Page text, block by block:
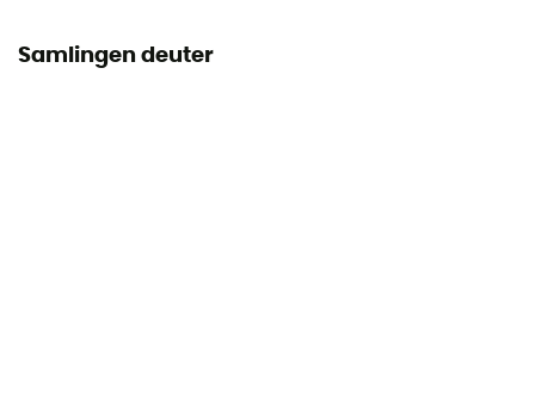
Samlingen deuter